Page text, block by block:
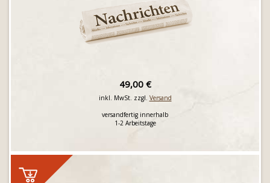
49,00 €
inkl. MwSt. zzgl. Versand
versandfertig innerhalb
1-2 Arbeitstage